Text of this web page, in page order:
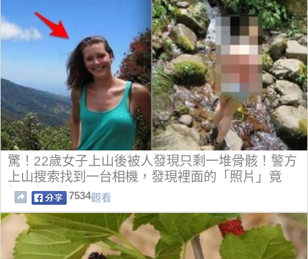
驚！22歲女子上山後被人發現只剩一堆骨骸！警方
上山搜索找到一台相機，發現裡面的「照片」竟
然...太可怕了！
7534觀看